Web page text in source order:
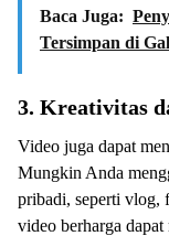
Baca Juga:
Tersimpan di
3. Kreativitas
Video juga dapat
Mungkin Anda
pribadi, seperti vlog,
video berharga